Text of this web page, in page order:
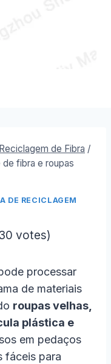
Reciclagem de Fibra /
fibra e roupas
DE RECICLAGEM
votes)
processar
de materiais
roupas velhas,
plástica e
em pedaços
fáceis para